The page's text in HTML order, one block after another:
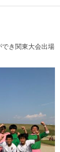
き関東大会出場